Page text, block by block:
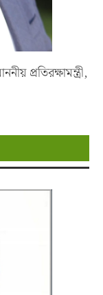
প্রতিরক্ষামন্ত্রী,